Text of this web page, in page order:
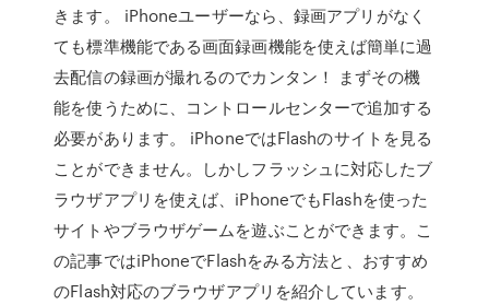
きます。 iPhoneユーザーなら、録画アプリがなく
ても標準機能である画面録画機能を使えば簡単に過
去配信の録画が撮れるのでカンタン！ まずその機
能を使うために、コントロールセンターで追加する
必要があります。 iPhoneではFlashのサイトを見る
ことができません。しかしフラッシュに対応したブ
ラウザアプリを使えば、iPhoneでもFlashを使った
サイトやブラウザゲームを遊ぶことができます。こ
の記事ではiPhoneでFlashをみる方法と、おすすめ
のFlash対応のブラウザアプリを紹介しています。